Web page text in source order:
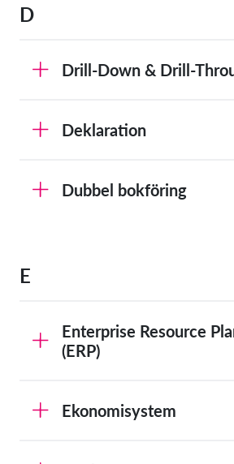
D
Drill-Down & Drill-
Deklaration
Dubbel bokföring
E
Enterprise Resource
(ERP)
Ekonomisystem